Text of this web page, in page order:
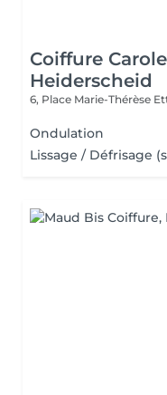
Coiffure Carole
Heiderscheid
6, Place Marie-Thérèse
Ondulation
Lissage / Défrisage